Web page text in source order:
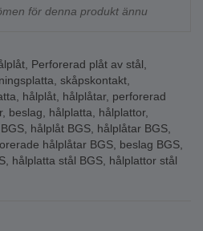
för denna produkt ännu
, Perforerad plåt av stål,
, skåpskontakt,
, hålplåt, hålplåtar, perforerad
, beslag, hålplatta, hålplattor,
BGS, hålplåt BGS, hålplåtar BGS,
hålplåtar BGS, beslag BGS,
, hålplatta stål BGS, hålplattor stål